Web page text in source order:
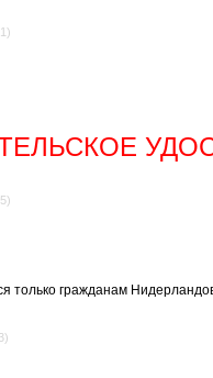
только гражданам